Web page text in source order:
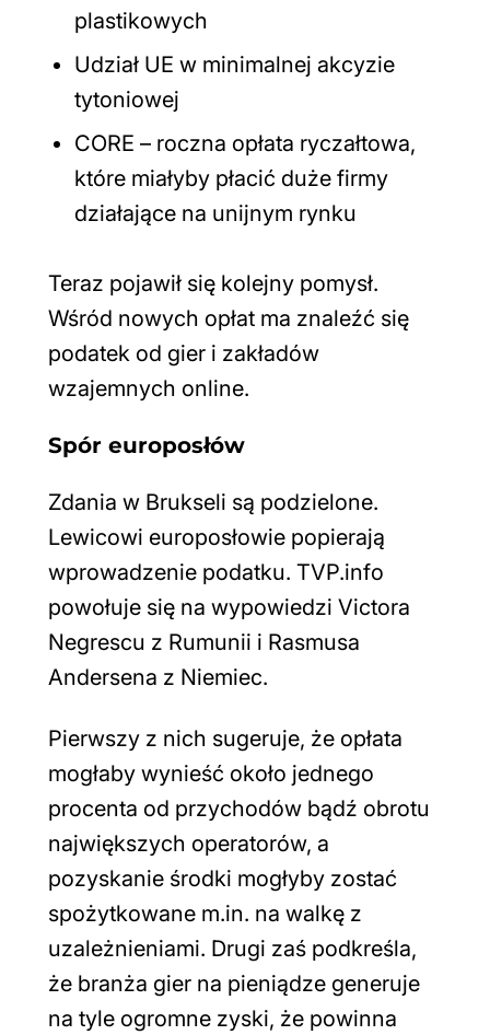
plastikowych
Udział UE w minimalnej akcyzie
tytoniowej
CORE – roczna opłata ryczałtowa,
które miałyby płacić duże firmy
działające na unijnym rynku
Teraz pojawił się kolejny pomysł.
Wśród nowych opłat ma znaleźć się
podatek od gier i zakładów
wzajemnych online.
Spór europosłów
Zdania w Brukseli są podzielone.
Lewicowi europosłowie popierają
wprowadzenie podatku. TVP.info
powołuje się na wypowiedzi Victora
Negrescu z Rumunii i Rasmusa
Andersena z Niemiec.
Pierwszy z nich sugeruje, że opłata
mogłaby wynieść około jednego
procenta od przychodów bądź obrotu
największych operatorów, a
pozyskanie środki mogłyby zostać
spożytkowane m.in. na walkę z
uzależnieniami. Drugi zaś podkreśla,
że branża gier na pieniądze generuje
na tyle ogromne zyski, że powinna